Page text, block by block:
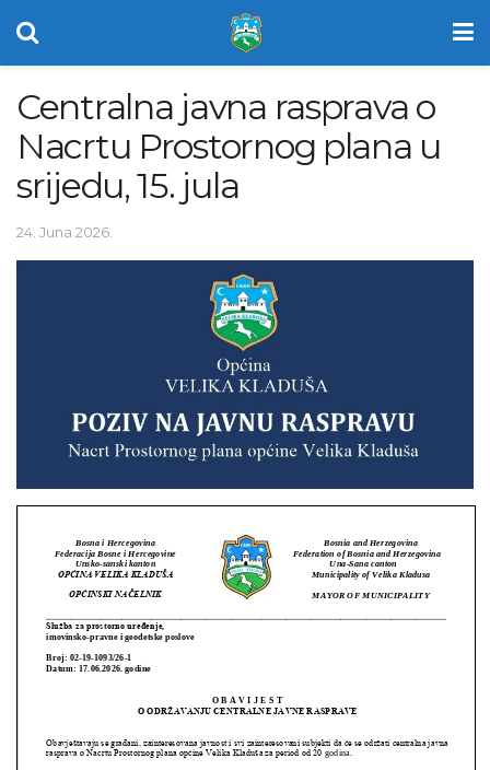
Centralna javna rasprava o
Nacrtu Prostornog plana u
srijedu, 15. jula
24. Juna 2026.